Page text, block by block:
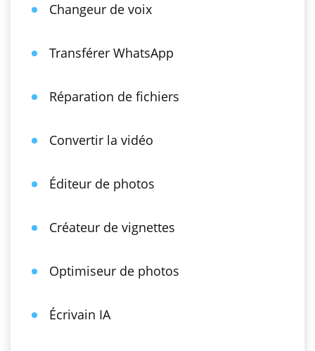
Changeur de voix
Transférer WhatsApp
Réparation de fichiers
Convertir la vidéo
Éditeur de photos
Créateur de vignettes
Optimiseur de photos
Écrivain IA